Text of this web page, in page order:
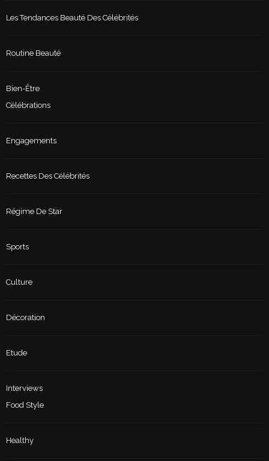
Les Tendances Beauté Des Célébrités
Routine Beauté
Bien-Être
Célébrations
Engagements
Recettes Des Célébrités
Régime De Star
Sports
Culture
Décoration
Etude
Interviews
Food Style
Healthy